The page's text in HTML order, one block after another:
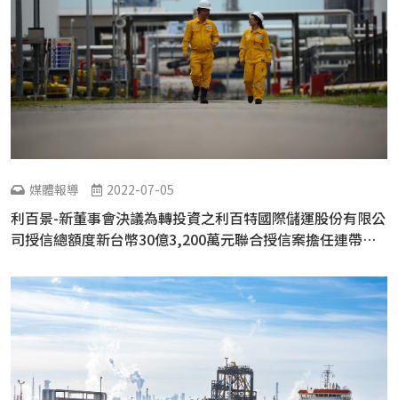
媒體報導 2022-07-05
利百景-新董事會決議為轉投資之利百特國際儲運股份有限公
司授信總額度新台幣30億3,200萬元聯合授信案擔任連帶保